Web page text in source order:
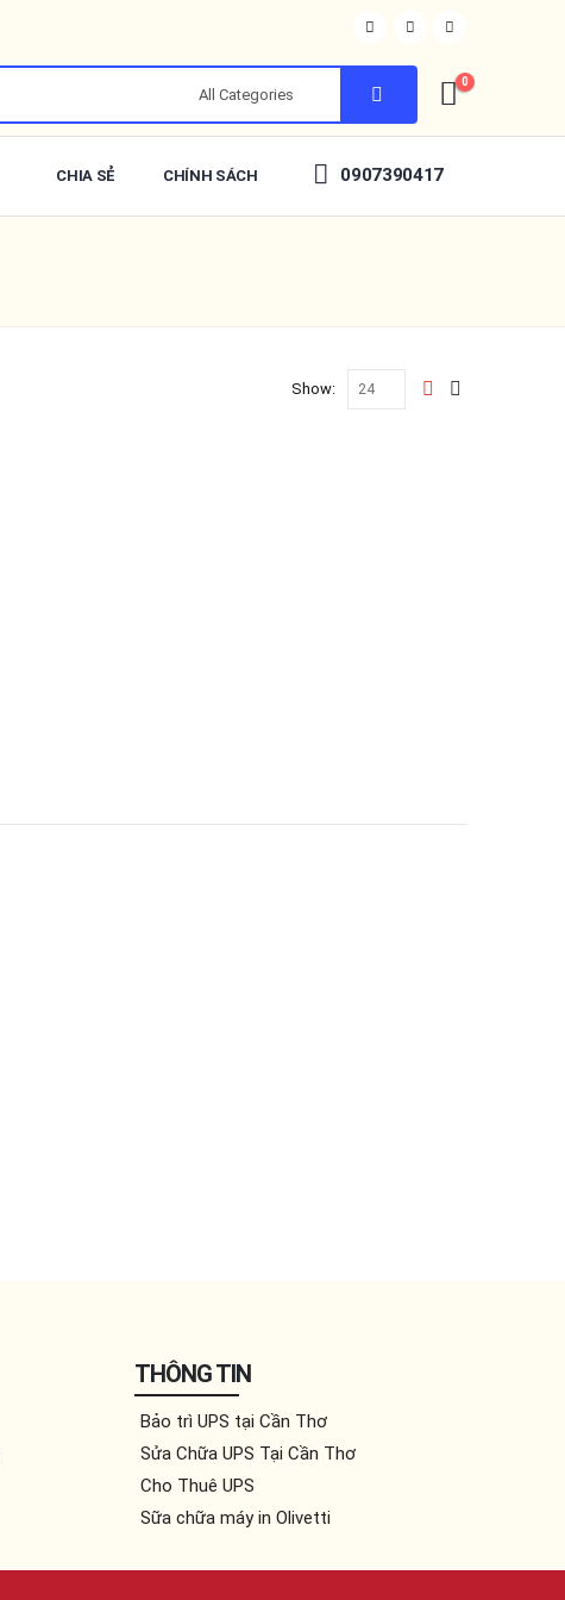
0
CHIA SẺ CHÍNH SÁCH 0907390417
Show:
THÔNG TIN
Bảo trì UPS tại Cần Thơ
Sửa Chữa UPS Tại Cần Thơ
Cho Thuê UPS
Sữa chữa máy in Olivetti